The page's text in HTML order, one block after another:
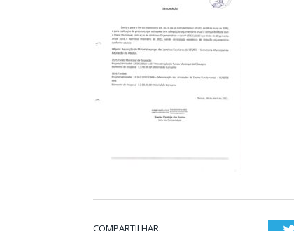
COMPARTILHAR: